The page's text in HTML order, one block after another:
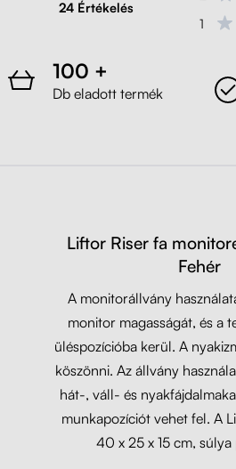
Liftor Riser, fa
(H1145)
Bardolino Natúr Tölgy
Liftor Riser, fa
(H1318)
Natúr Vad Tölgy
24 Értékelés
1
100 +
Db eladott termék
Liftor Riser fa
Fehér
A monitorállvány
monitor magasságát, és a
üléspozícióba kerül. A
köszönni. Az állvány
hát-, váll- és
munkapozíciót vehet fel. A
40 x 25 x 15 cm, súlya